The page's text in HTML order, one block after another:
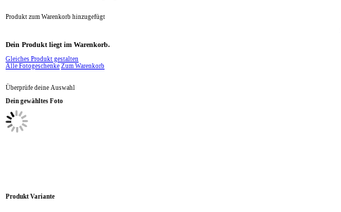
Produkt zum Warenkorb hinzugefügt
Dein Produkt liegt im Warenkorb.
Gleiches Produkt gestalten
Alle Fotogeschenke Zum Warenkorb
Überprüfe deine Auswahl
Dein gewähltes Foto
Produkt Variante